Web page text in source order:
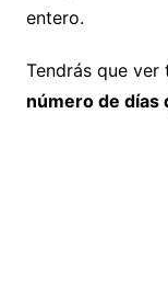
entero.
Tendrás que ver
número de días